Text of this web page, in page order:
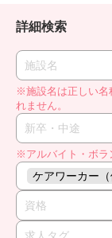
詳細検索
施設名
※施設名は正しい名
れません。
新卒・中途
※アルバイト・ボラ
ケアワーカー（
資格